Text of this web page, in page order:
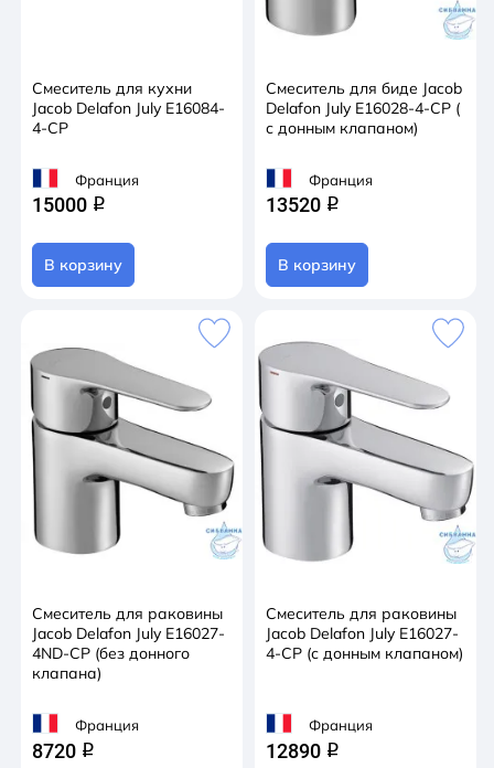
Смеситель для кухни
Jacob Delafon July E16084-
4-CP
Франция
15000 q
В корзину
Смеситель для биде Jacob
Delafon July E16028-4-CP (
с донным клапаном)
Франция
13520 q
В корзину
Смеситель для раковины
Jacob Delafon July E16027-
4ND-CP (без донного
клапана)
Франция
8720 q
Смеситель для раковины
Jacob Delafon July E16027-
4-CP (с донным клапаном)
Франция
12890 q